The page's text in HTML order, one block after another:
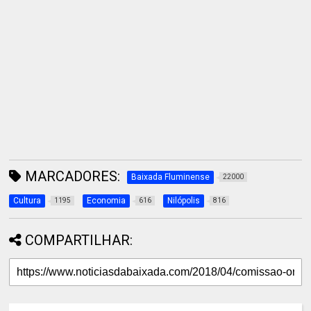
MARCADORES: Baixada Fluminense 22000
Cultura 1195 Economia 616 Nilópolis 816
COMPARTILHAR: